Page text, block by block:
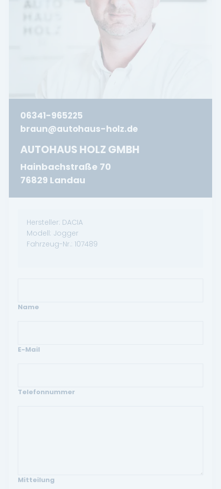
06341-965225
braun@autohaus-holz.de
AUTOHAUS HOLZ GMBH
Hainbachstraße 70
76829 Landau
Hersteller: DACIA
Modell: Jogger
Fahrzeug-Nr.: 107489
Name
E-Mail
Telefonnummer
Mitteilung